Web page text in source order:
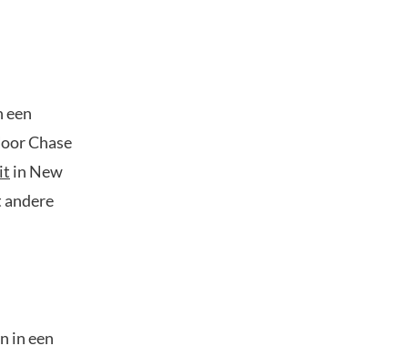
een
Chase
in New
andere
in een